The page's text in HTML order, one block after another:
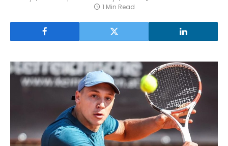
1 Min Read